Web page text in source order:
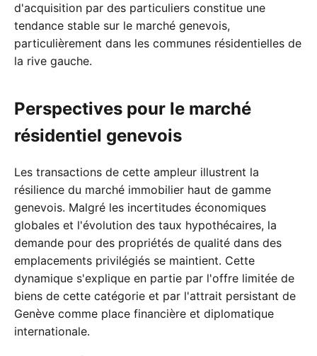
d'acquisition par des particuliers constitue une
tendance stable sur le marché genevois,
particulièrement dans les communes résidentielles de
la rive gauche.
Perspectives pour le marché
résidentiel genevois
Les transactions de cette ampleur illustrent la
résilience du marché immobilier haut de gamme
genevois. Malgré les incertitudes économiques
globales et l'évolution des taux hypothécaires, la
demande pour des propriétés de qualité dans des
emplacements privilégiés se maintient. Cette
dynamique s'explique en partie par l'offre limitée de
biens de cette catégorie et par l'attrait persistant de
Genève comme place financière et diplomatique
internationale.